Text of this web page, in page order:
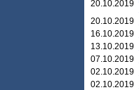
20.10.2019
20.10.2019
16.10.2019
13.10.2019
07.10.2019
02.10.2019
02.10.2019